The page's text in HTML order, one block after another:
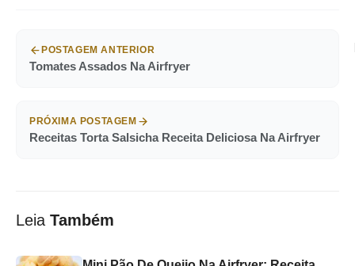
POSTAGEM ANTERIOR
Tomates Assados Na Airfryer
PRÓXIMA POSTAGEM
Receitas Torta Salsicha Receita Deliciosa Na Airfryer
Leia Também